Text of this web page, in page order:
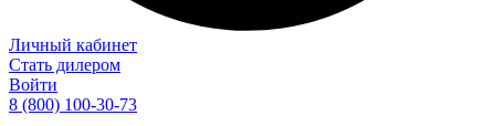
Личный кабинет
Стать дилером
Войти
8 (800) 100-30-73